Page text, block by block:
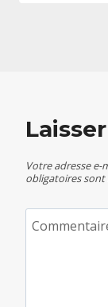
Votre adresse e-
obligatoires sont